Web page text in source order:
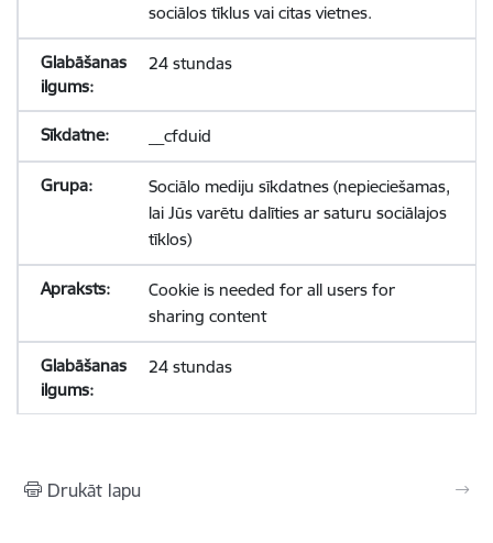
sociālos tīklus vai citas vietnes.
24 stundas
__cfduid
Sociālo mediju sīkdatnes (nepieciešamas,
lai Jūs varētu dalīties ar saturu sociālajos
tīklos)
Cookie is needed for all users for
sharing content
24 stundas
Drukāt lapu